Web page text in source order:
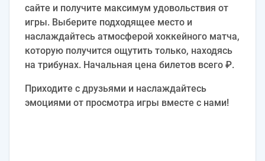
сайте и получите максимум удовольствия от
игры. Выберите подходящее место и
наслаждайтесь атмосферой хоккейного матча,
которую получится ощутить только, находясь
на трибунах. Начальная цена билетов всего ₽.
Приходите с друзьями и наслаждайтесь
эмоциями от просмотра игры вместе с нами!